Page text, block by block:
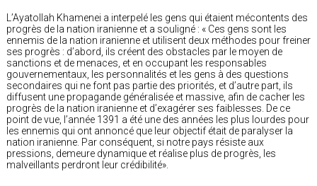
L’Ayatollah Khamenei a interpelé les gens qui étaient mécontents des
progrès de la nation iranienne et a souligné : « Ces gens sont les
ennemis de la nation iranienne et utilisent deux méthodes pour freiner
ses progrès : d’abord, ils créent des obstacles par le moyen de
sanctions et de menaces, et en occupant les responsables
gouvernementaux, les personnalités et les gens à des questions
secondaires qui ne font pas partie des priorités, et d’autre part, ils
diffusent une propagande généralisée et massive, afin de cacher les
progrès de la nation iranienne et d’exagérer ses faiblesses. De ce
point de vue, l’année 1391 a été une des années les plus lourdes pour
les ennemis qui ont annoncé que leur objectif était de paralyser la
nation iranienne. Par conséquent, si notre pays résiste aux
pressions, demeure dynamique et réalise plus de progrès, les
malveillants perdront leur crédibilité».